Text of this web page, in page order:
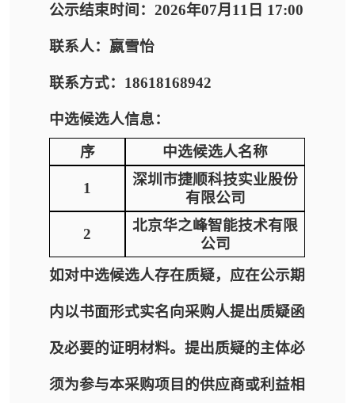
公示结束时间：2026年07月11日 17:00
联系人：嬴雪怡
联系方式：18618168942
中选候选人信息：
序
中选候选人名称
1
深圳市捷顺科技实业股份
有限公司
2
北京华之峰智能技术有限
公司
如对中选候选人存在质疑，应在公示期
内以书面形式实名向采购人提出质疑函
及必要的证明材料。提出质疑的主体必
须为参与本采购项目的供应商或利益相